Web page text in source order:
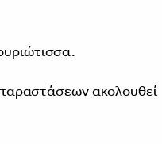
ακολουθεί